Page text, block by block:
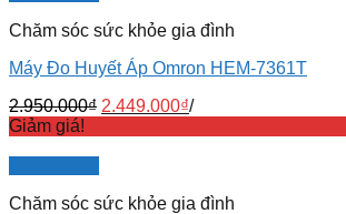
Chăm sóc sức khỏe gia đình
Máy Đo Huyết Áp Omron HEM-7361T
2.950.000₫ 2.449.000₫/
Giảm giá!
Chăm sóc sức khỏe gia đình